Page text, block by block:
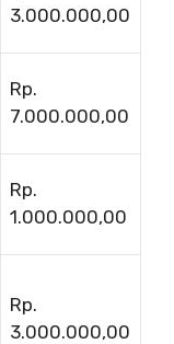
3.000.000,00
Rp.
7.000.000,00
Rp.
1.000.000,00
Rp.
3.000.000,00